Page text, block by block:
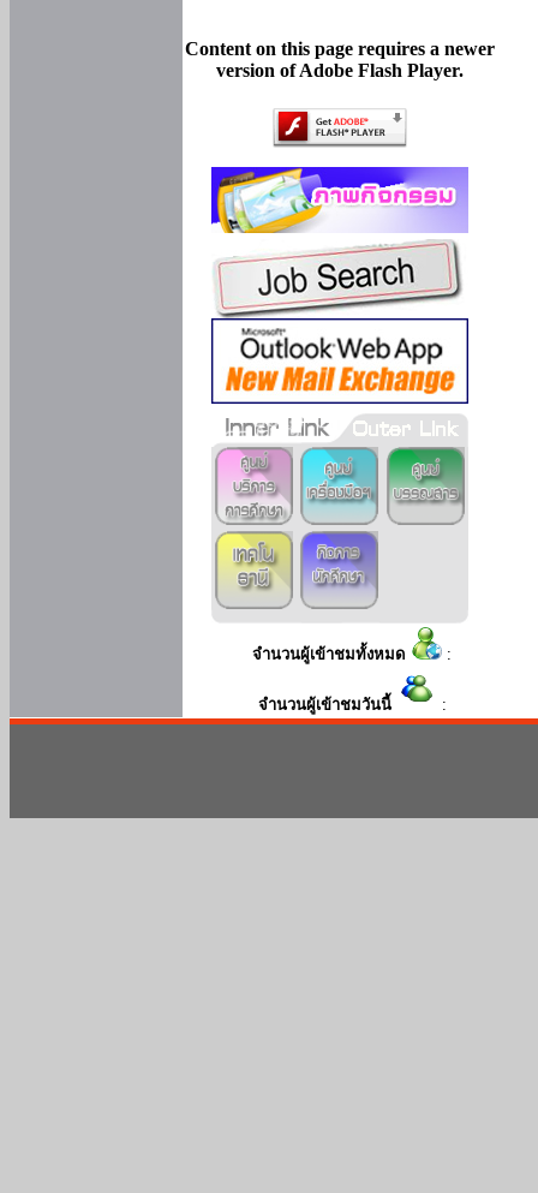
Content on this page requires a newer
version of Adobe Flash Player.
จำนวนผู้เข้าชมทั้งหมด :
จำนวนผู้เข้าชมวันนี้ :